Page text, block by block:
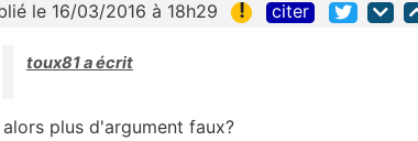
le 16/03/2016 à 18h29 ! citer
toux81 a écrit
alors plus d'argument faux?